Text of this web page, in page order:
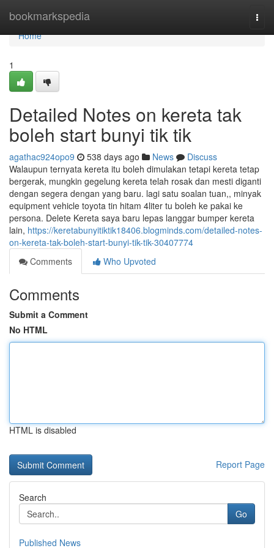
bookmarkspedia
Home
Home
1
Detailed Notes on kereta tak
boleh start bunyi tik tik
agathac924opo9 538 days ago News
Discuss
Walaupun ternyata kereta itu boleh dimulakan tetapi kereta tetap
bergerak, mungkin gegelung kereta telah rosak dan mesti diganti
dengan segera dengan yang baru. lagi satu soalan tuan,, minyak
equipment vehicle toyota tin hitam 4liter tu boleh ke pakai ke
persona. Delete Kereta saya baru lepas langgar bumper kereta
lain, https://keretabunyitiktik18406.blogminds.com/detailed-notes-
on-kereta-tak-boleh-start-bunyi-tik-tik-30407774
Comments
Who Upvoted
Comments
Submit a Comment
No HTML
HTML is disabled
Report Page
Search
Go
Published News